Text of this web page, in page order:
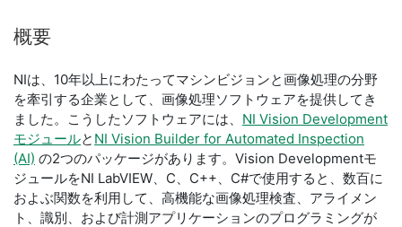
概要
NIは、10年以上にわたってマシンビジョンと画像処理の分野
を牽引する企業として、画像処理ソフトウェアを提供してき
ました。こうしたソフトウェアには、 NI Vision Development
モジュールと NI Vision Builder for Automated Inspection
(AI) の2つのパッケージがあります。Vision Developmentモ
ジュールをNI LabVIEW、C、C++、C#で使用すると、数百に
およぶ関数を利用して、高機能な画像処理検査、アライメン
ト、識別、および計測アプリケーションのプログラミングが